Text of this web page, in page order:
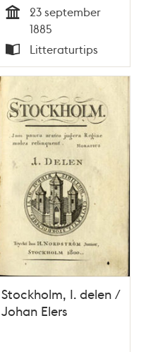
23 september
1885
Typ
Litteraturtips
Stockholm, I. delen /
Johan Elers